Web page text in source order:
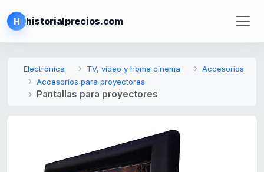
H historialprecios.com
Electrónica TV, vídeo y home cinema
Accesorios
Accesorios para proyectores
Pantallas para proyectores